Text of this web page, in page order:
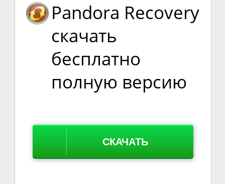
Pandora Recovery
скачать
бесплатно
полную версию
СКАЧАТЬ